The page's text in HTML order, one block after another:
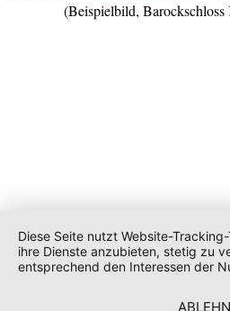
(Beispielbild,
Diese Seite nutzt Website-
ihre Dienste anzubieten, stetig zu
entsprechend den Interessen der